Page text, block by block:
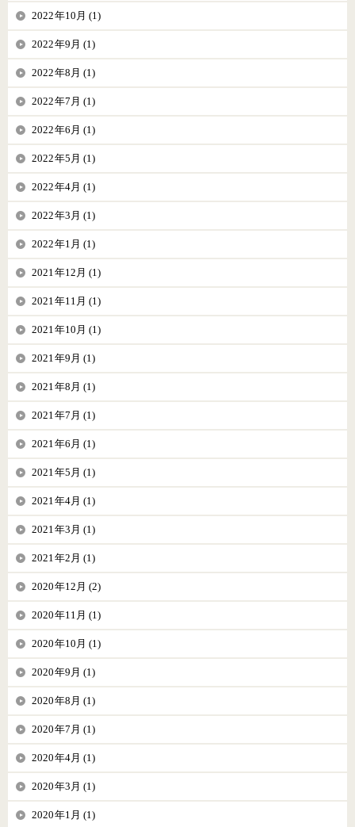
2022年10月 (1)
2022年9月 (1)
2022年8月 (1)
2022年7月 (1)
2022年6月 (1)
2022年5月 (1)
2022年4月 (1)
2022年3月 (1)
2022年1月 (1)
2021年12月 (1)
2021年11月 (1)
2021年10月 (1)
2021年9月 (1)
2021年8月 (1)
2021年7月 (1)
2021年6月 (1)
2021年5月 (1)
2021年4月 (1)
2021年3月 (1)
2021年2月 (1)
2020年12月 (2)
2020年11月 (1)
2020年10月 (1)
2020年9月 (1)
2020年8月 (1)
2020年7月 (1)
2020年4月 (1)
2020年3月 (1)
2020年1月 (1)